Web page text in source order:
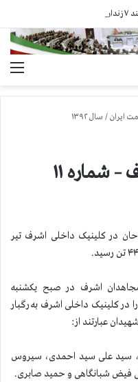
ایران/ سال ۱۳۹۲
شماره ۱۱
به ۹ تن از مجروحان در کلینیک داخلی اشرف تیر
اشرف در صبح یکشنبه
تن از مجروحان را در کلینیک داخلی اشرف به رگبار
عبارتند از:
سید علی سید احمدی، سیروس
فیض شبانگاهی و حمید صابری.